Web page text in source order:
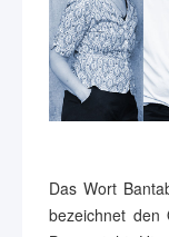
Das Wort
bezeichnet